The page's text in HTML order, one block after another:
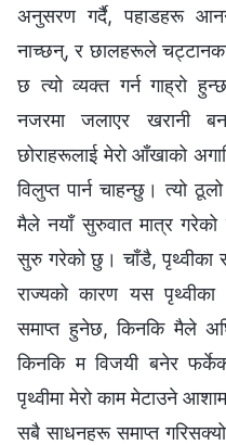
अनुसरण गर्दै, पहाडहरू
नाच्छन्, र छालहरूले
छ त्यो व्यक्त गर्न गाह्रो
नजरमा जलाएर खरानी
छोराहरूलाई मेरो आँखाको
विलुप्त पार्न चाहन्छु। त्यो
मैले नयाँ सुरुवात मात्र गरेको
सुरु गरेको छु। चाँडै, पृथ्वीका
राज्यको कारण यस पृथ्वीका
समाप्त हुनेछ, किनकि मैले
किनकि म विजयी बनेर
पृथ्वीमा मेरो काम मेटाउने
सबै साधनहरू समाप्त